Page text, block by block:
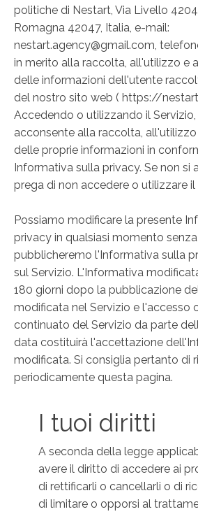
politiche di Nestart, Via Livello
Romagna 42047, Italia, e-mail:
nestart.agency@gmail.com,
in merito alla raccolta, all'utilizzo e
delle informazioni dell'utente
del nostro sito web ( https://
Accedendo o utilizzando il
acconsente alla raccolta,
delle proprie informazioni in
Informativa sulla privacy. Se non si
prega di non accedere o utilizzare il
Possiamo modificare la presente
privacy in qualsiasi momento
pubblicheremo l'Informativa sulla
sul Servizio. L'Informativa
180 giorni dopo la pubblicazione
modificata nel Servizio e l'accesso
continuato del Servizio da parte
data costituirà l'accettazione
modificata. Si consiglia pertanto di
periodicamente questa pagina.
I tuoi diritti
A seconda della legge
avere il diritto di accedere ai
di rettificarli o cancellarli o di
di limitare o opporsi al